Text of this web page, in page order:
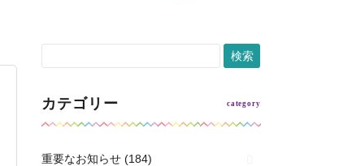
カテゴリー
重要なお知らせ (184)